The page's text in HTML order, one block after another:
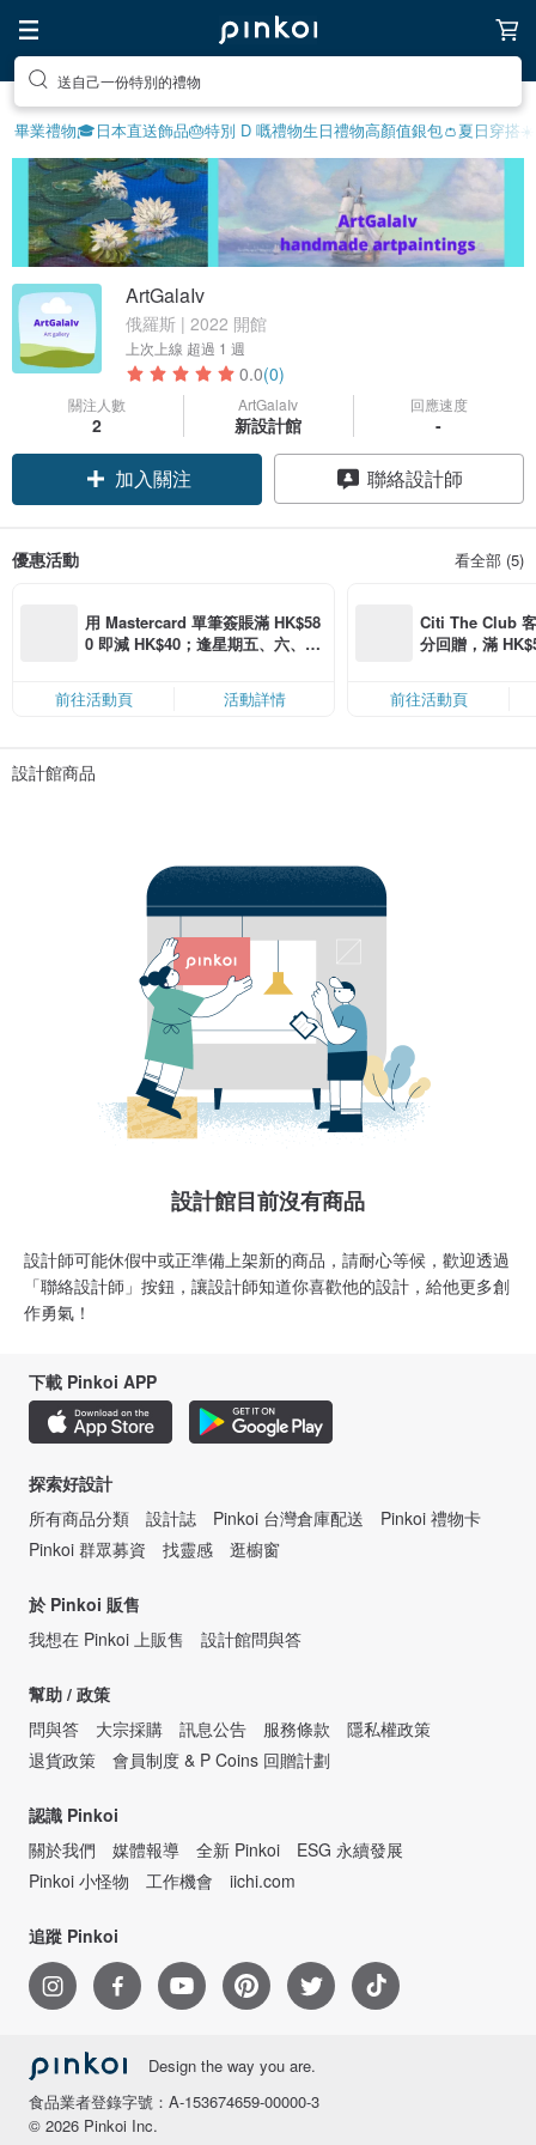
送自己一份特別的禮物
畢業禮物🎓日本直送飾品🎂特別 D 嘅禮物生日禮物高顏值銀包👛夏日穿搭☀️
ArtGalaIv
俄羅斯 | 2022 開館
上次上線 超過 1 週
0.0(0)
關注人數
2
ArtGalaIv
新設計館
回應速度
-
加入關注 聯絡設計師
優惠活動 看全部 (5)
用 Mastercard 單筆簽賬滿 HK$58
0 即減 HK$40；逢星期五、六、日
限，額滿即止，僅限「常用信用
卡」結帳）
前往活動頁 活動詳情
Citi The Club
分回贈，滿
前往活動頁
設計館商品
設計館目前沒有商品
設計師可能休假中或正準備上架新的商品，請耐心等候，歡迎透過
「聯絡設計師」按鈕，讓設計師知道你喜歡他的設計，給他更多創
作勇氣！
下載 Pinkoi APP
探索好設計
所有商品分類
設計誌 Pinkoi 台灣倉庫配送
Pinkoi 禮物卡
Pinkoi 群眾募資
找靈感 逛櫥窗
於 Pinkoi 販售
我想在 Pinkoi 上販售
設計館問與答
幫助 / 政策
問與答
大宗採購 訊息公告 服務條款
隱私權政策
退貨政策
會員制度 & P Coins 回贈計劃
認識 Pinkoi
關於我們
媒體報導 全新 Pinkoi
ESG 永續發展
Pinkoi 小怪物
工作機會 iichi.com
追蹤 Pinkoi
Design the way you are.
食品業者登錄字號：A-153674659-00000-3
© 2026 Pinkoi Inc.